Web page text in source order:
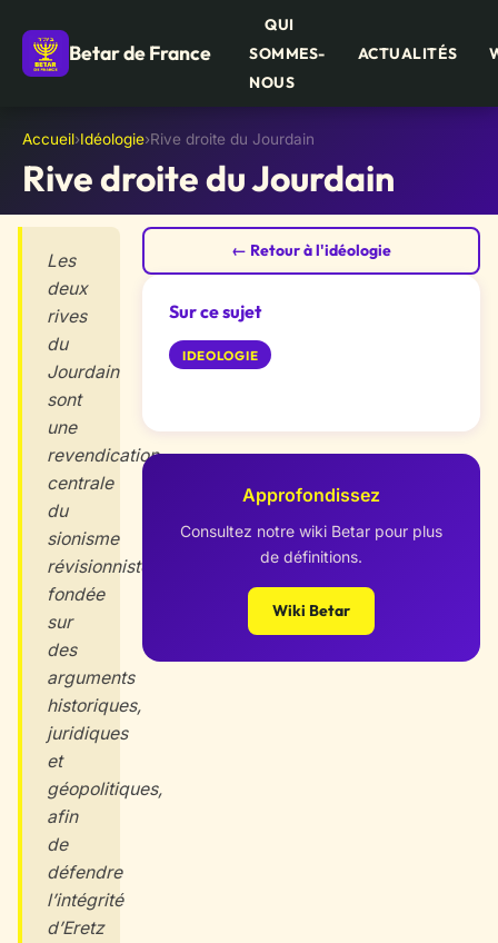
Betar de France
QUI
SOMMES-
NOUS
ACTUALITÉS
Accueil›Idéologie›Rive droite du Jourdain
Rive droite du Jourdain
Les
deux
rives
du
Jourdain
sont
une
revendication
centrale
du
sionisme
révisionniste,
fondée
sur
des
arguments
historiques,
juridiques
et
géopolitiques,
afin
de
défendre
l’intégrité
d’Eretz
← Retour à l'idéologie
Sur ce sujet
IDEOLOGIE
Approfondissez
Consultez notre wiki Betar pour plus
de définitions.
Wiki Betar